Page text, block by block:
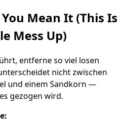
Mean It (This Is
Mess Up)
entferne so viel losen
nicht zwischen
und einem Sandkorn —
gezogen wird.